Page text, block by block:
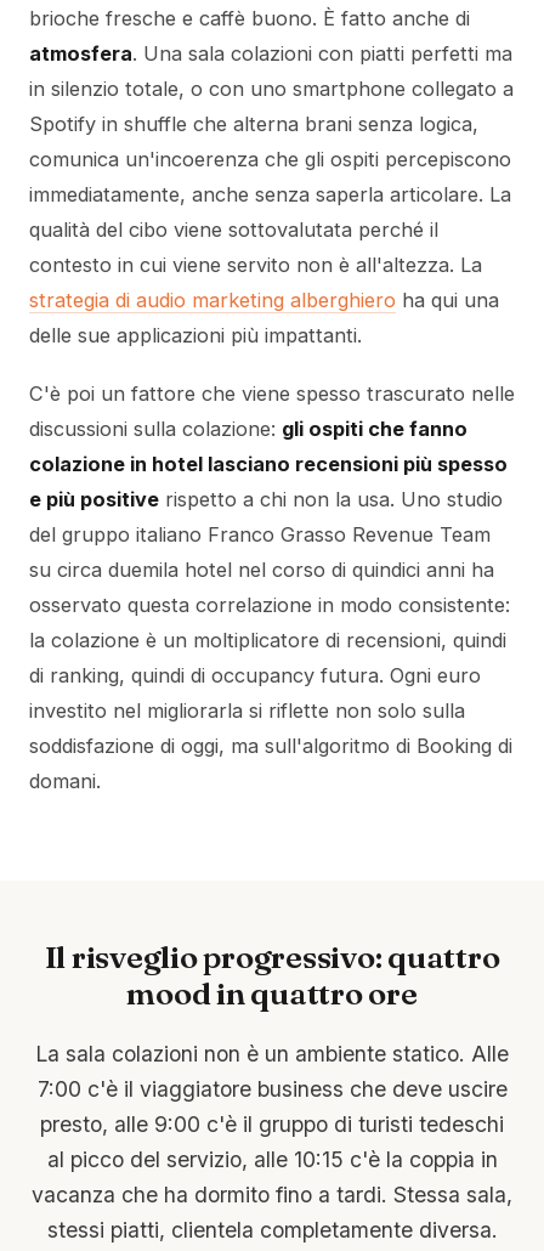
brioche fresche e caffè buono. È fatto anche di
atmosfera. Una sala colazioni con piatti perfetti ma
in silenzio totale, o con uno smartphone collegato a
Spotify in shuffle che alterna brani senza logica,
comunica un'incoerenza che gli ospiti percepiscono
immediatamente, anche senza saperla articolare. La
qualità del cibo viene sottovalutata perché il
contesto in cui viene servito non è all'altezza. La
strategia di audio marketing alberghiero ha qui una
delle sue applicazioni più impattanti.
C'è poi un fattore che viene spesso trascurato nelle
discussioni sulla colazione: gli ospiti che fanno
colazione in hotel lasciano recensioni più spesso
e più positive rispetto a chi non la usa. Uno studio
del gruppo italiano Franco Grasso Revenue Team
su circa duemila hotel nel corso di quindici anni ha
osservato questa correlazione in modo consistente:
la colazione è un moltiplicatore di recensioni, quindi
di ranking, quindi di occupancy futura. Ogni euro
investito nel migliorarla si riflette non solo sulla
soddisfazione di oggi, ma sull'algoritmo di Booking di
domani.
Il risveglio progressivo: quattro
mood in quattro ore
La sala colazioni non è un ambiente statico. Alle
7:00 c'è il viaggiatore business che deve uscire
presto, alle 9:00 c'è il gruppo di turisti tedeschi
al picco del servizio, alle 10:15 c'è la coppia in
vacanza che ha dormito fino a tardi. Stessa sala,
stessi piatti, clientela completamente diversa.